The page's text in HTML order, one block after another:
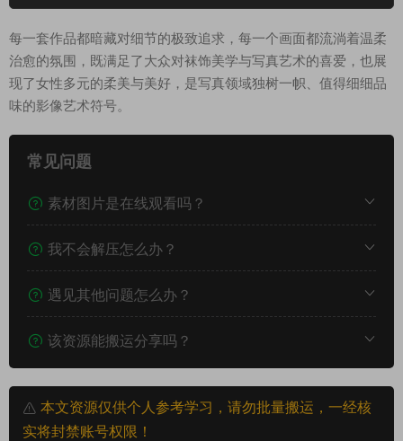
每一套作品都暗藏对细节的极致追求，每一个画面都流淌着温柔
治愈的氛围，既满足了大众对袜饰美学与写真艺术的喜爱，也展
现了女性多元的柔美与美好，是写真领域独树一帜、值得细细品
味的影像艺术符号。
常见问题
素材图片是在线观看吗？
我不会解压怎么办？
遇见其他问题怎么办？
该资源能搬运分享吗？
本文资源仅供个人参考学习，请勿批量搬运，一经核
实将封禁账号权限！